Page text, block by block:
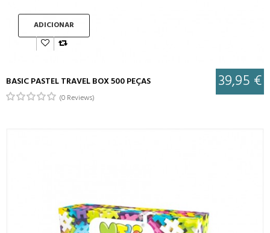
ADICIONAR
BASIC PASTEL TRAVEL BOX 500 PEÇAS 39,95 €
(0 Reviews)